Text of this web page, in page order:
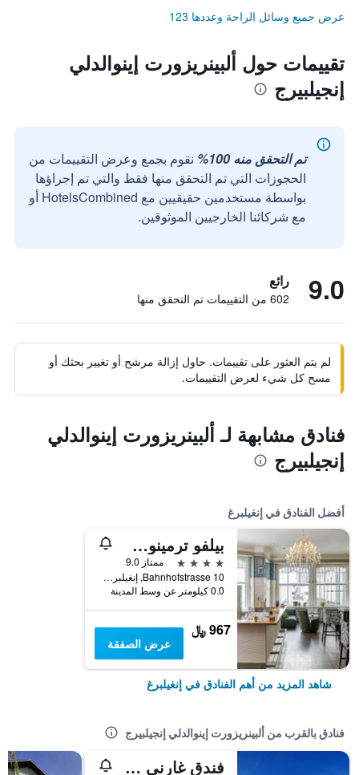
عرض جميع وسائل الراحة وعددها 123
تقييمات حول ألبينريزورت إينوالدلي
إنجيلبيرج
تم التحقق منه 100%
نقوم بجمع وعرض التقييمات من
الحجوزات التي تم التحقق منها فقط والتي تم إجراؤها
بواسطة مستخدمين حقيقيين مع HotelsCombined أو
مع شركائنا الخارجيين الموثوقين.
9.0 رائع
602 من التقييمات تم التحقق منها
لم يتم العثور على تقييمات. حاول إزالة مرشح أو تغيير بحثك أو
مسح كل شيء لعرض التقييمات.
فنادق مشابهة لـ ألبينريزورت إينوالدلي
إنجيلبيرج
أفضل الفنادق في إنغيلبرغ
بيلفو ترمينوس إربان لايف ستايل هوتل
4 نجوم
ممتاز 9.0
Bahnhofstrasse 10, إنغيلبرغ, كانتون أوبفالدن, سويسرا
0.0 كيلومتر عن وسط المدينة
967 ﷼
عرض الصفقة
شاهد المزيد من أهم الفنادق في إنغيلبرغ
فنادق بالقرب من ألبينريزورت إينوالدلي إنجيلبيرج
فندق غارني هوستات